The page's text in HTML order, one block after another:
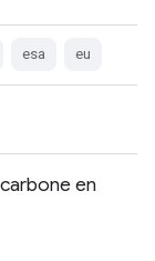
esa eu
en